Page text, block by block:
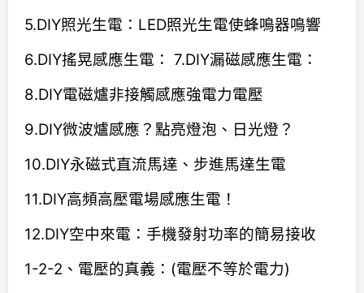
5.DIY照光生電：LED照光生電使蜂鳴器鳴響
6.DIY搖晃感應生電： 7.DIY漏磁感應生電：
8.DIY電磁爐非接觸感應強電力電壓
9.DIY微波爐感應？點亮燈泡、日光燈？
10.DIY永磁式直流馬達、步進馬達生電
11.DIY高頻高壓電場感應生電！
12.DIY空中來電：手機發射功率的簡易接收
1-2-2、電壓的真義：(電壓不等於電力)